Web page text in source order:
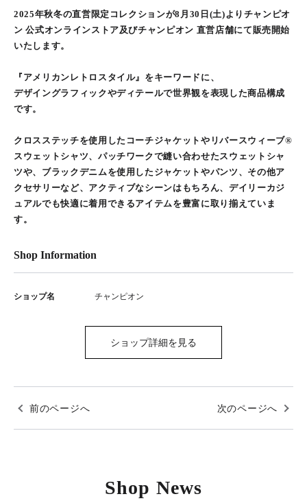
2025年秋冬の直営限定コレクションが8月30日(土)よりチャンピオ
ン 公式オンラインストア及びチャンピオン 直営店舗にて販売開始
いたします。
『アメリカンレトロスタイル』をキーワードに、
デザイングラフィックやディテールで世界観を表現した商品構成
です。
クロスステッチを使用したコーチジャケットやリバースウィーブ®
スウェットシャツ、パッチワークで縫い合わせたスウェットシャ
ツや、ブラックデニムを使用したジャケットやパンツ、その他ア
クセサリーなど、アクティブなシーンはもちろん、デイリーカジ
ュアルでも快適に着用できるアイテムを豊富に取り揃えていま
す。
Shop Information
ショップ名 チャンピオン
ショップ詳細を見る
前のページへ 次のページへ
Shop News